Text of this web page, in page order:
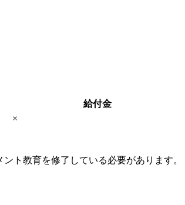
給付金
×
ト教育を修了している必要があります。